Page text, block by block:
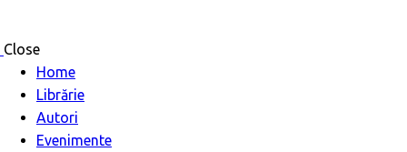
Close
Home
Librărie
Autori
Evenimente